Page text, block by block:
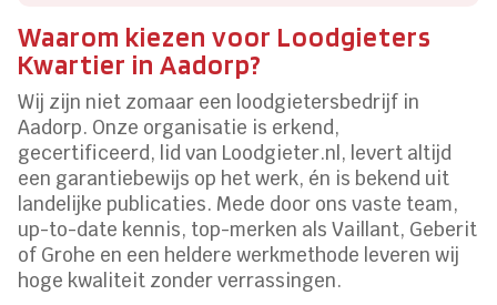
Waarom kiezen voor Loodgieters
Kwartier in Aadorp?
Wij zijn niet zomaar een loodgietersbedrijf in
Aadorp. Onze organisatie is erkend,
gecertificeerd, lid van Loodgieter.nl, levert altijd
een garantiebewijs op het werk, én is bekend uit
landelijke publicaties. Mede door ons vaste team,
up-to-date kennis, top-merken als Vaillant, Geberit
of Grohe en een heldere werkmethode leveren wij
hoge kwaliteit zonder verrassingen.